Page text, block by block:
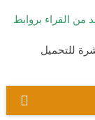
للتحميل